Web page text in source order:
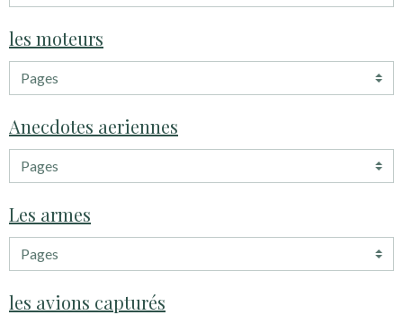
les moteurs
Anecdotes aeriennes
Les armes
les avions capturés